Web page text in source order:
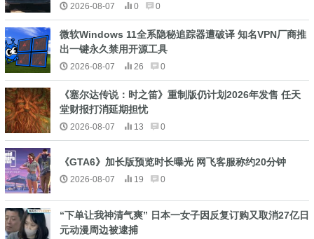
2026-08-07 0 0
微软Windows 11全系隐秘追踪器遭破译 知名VPN厂商推
出一键永久禁用开源工具
2026-08-07 26 0
《塞尔达传说：时之笛》重制版仍计划2026年发售 任天
堂财报打消延期担忧
2026-08-07 13 0
《GTA6》加长版预览时长曝光 网飞客服称约20分钟
2026-08-07 19 0
“下单让我神清气爽” 日本一女子因反复订购又取消27亿日
元动漫周边被逮捕